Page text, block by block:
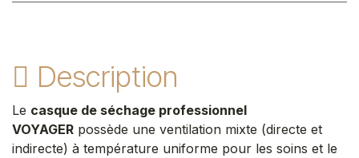
Description
Le casque de séchage professionnel
VOYAGER possède une ventilation mixte (directe et
indirecte) à température uniforme pour les soins et le